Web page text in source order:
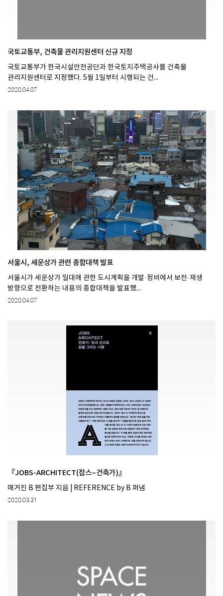
국토교통부, 건축물 관리지원센터 신규 지정
국토교통부가 한국시설안전공단과 한국토지주택공사를 건축물
관리지원센터로 지정했다. 5월 1일부터 시행되는 건...
2020.04.07
서울시, 세운상가 관련 종합대책 발표
서울시가 세운상가 일대에 관한 도시계획을 개발·정비에서 보전·재생
방향으로 전환하는 내용의 종합대책을 발표했...
2020.04.07
『JOBS-ARCHITECT(잡스–건축가)』
매거진 B 편집부 지음 | REFERENCE by B 펴냄
2020.03.31